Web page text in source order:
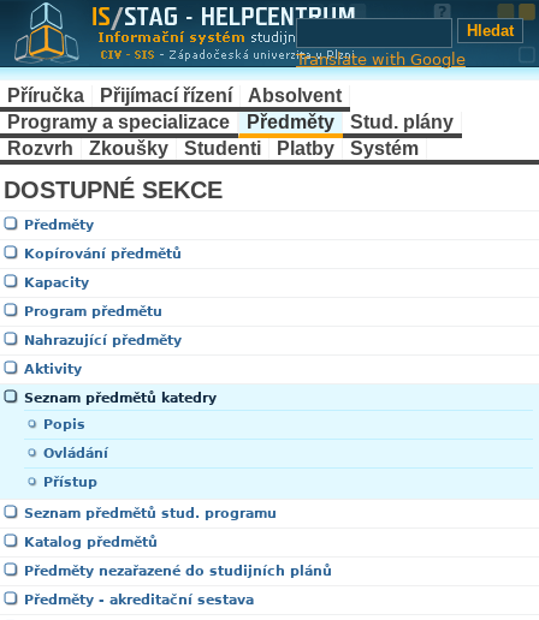
Translate with Google
Příručka Přijímací řízení
Absolvent
Programy a specializace
Předměty
Stud. plány
Rozvrh
Zkoušky Studenti Platby Systém
DOSTUPNÉ SEKCE
Předměty
Kopírování předmětů
Kapacity
Program předmětu
Nahrazující předměty
Aktivity
Seznam předmětů katedry
Popis
Ovládání
Přístup
Seznam předmětů stud. programu
Katalog předmětů
Předměty nezařazené do studijních plánů
Předměty - akreditační sestava